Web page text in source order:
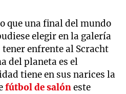
que una final del mundo
elegir en la galería
enfrente al Scracht
del planeta es el
tiene en sus narices la
fútbol de salóneste